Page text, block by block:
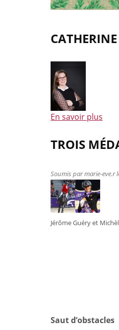
En savoir plus
de
TROIS
Soumis parmarie-eve.r
Jérôme Guéry et
Saut d’obstacles